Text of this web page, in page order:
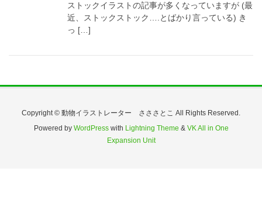
ストックイラストの記事が多くなっていますが (最
近、ストックストック….とばかり言っている) き
っ […]
Copyright © 動物イラストレーター さささとこ All Rights Reserved.
Powered by WordPresswith Lightning Theme & VK All in One
Expansion Unit